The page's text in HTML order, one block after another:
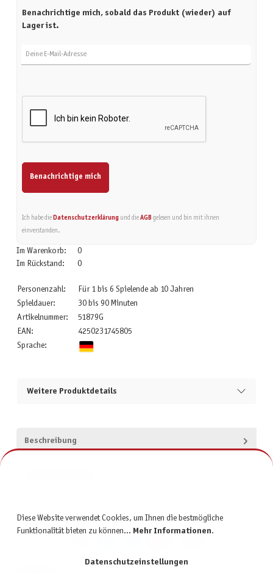
Benachrichtige mich, sobald das Produkt (wieder) auf
Lager ist.
Benachrichtige mich
Ich habe die Datenschutzerklärungund die AGBgelesen und bin mit ihnen
einverstanden.
Im Warenkorb:
0
Im Rückstand:
0
Personenzahl:
Für 1 bis 6 Spielende ab 10 Jahren
Spieldauer:
30 bis 90 Minuten
Artikelnummer:
51879G
EAN:
4250231745805
Sprache:
Weitere Produktdetails
Beschreibung
Diese Website verwendet Cookies, um Ihnen die bestmögliche
Funktionalität bieten zu können... Mehr Informationen.
Datenschutzeinstellungen